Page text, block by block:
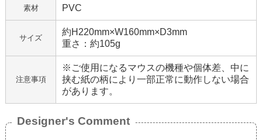
素材 PVC
サイズ
約H220mm×W160mm×D3mm
重さ：約105g
注意事項
※ご使用になるマウスの機種や個体差、中に
挟む紙の柄により一部正常に動作しない場合
があります。
Designer's Comment